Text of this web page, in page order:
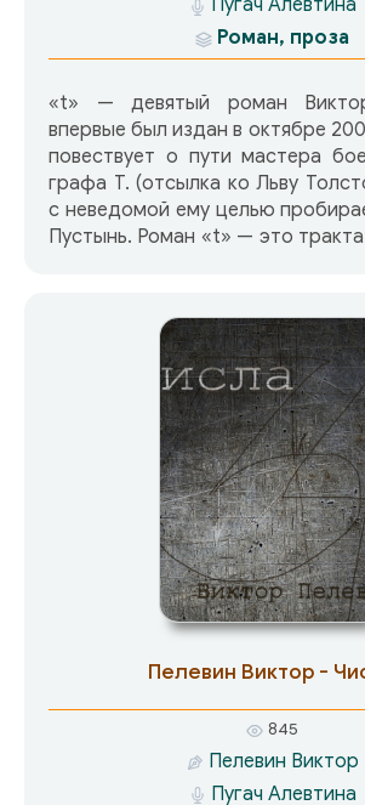
Пугач Алевтина
Роман, проза
«t» — девятый роман
впервые был издан в октябре
повествует о пути мастера
графа Т. (отсылка ко Льву
с неведомой ему целью
Пустынь. Роман «t» — это трактат по адвайта-
недуалистически. И
нереальны, реально лишь То. О чём книга на
самом деле делается
Пелевин Виктор -
845
Пелевин Виктор
Пугач Алевтина